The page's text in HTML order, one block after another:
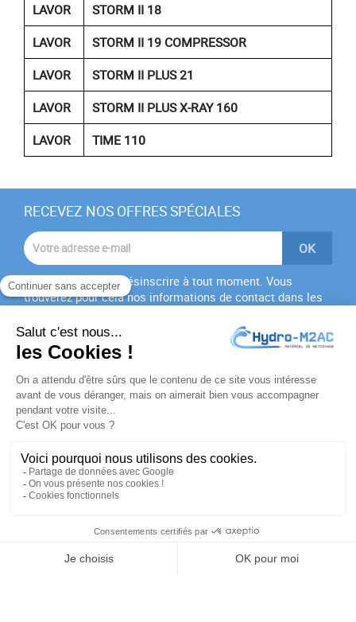
LAVOR
STORM II 18
LAVOR
STORM II 19 COMPRESSOR
LAVOR
STORM II PLUS 21
LAVOR
STORM II PLUS X-RAY 160
LAVOR
TIME 110
RECEVEZ NOS OFFRES SPÉCIALES
Vous pouvez vous désinscrire à tout moment. Vous
trouverez pour cela nos informations de contact dans les
J'accepte lesconditions générales
politique de
confidentialité
PRODUITS
NOTRE SOCIÉTÉ
VOTRE COMPTE